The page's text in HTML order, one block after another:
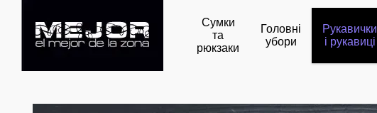
Сумки
та
рюкзаки
Головні
убори
Рукавички
і рукавиці